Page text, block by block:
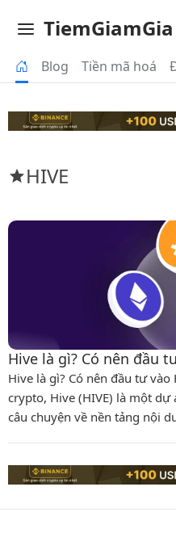
TiemGiamGia
Blog Tiền mã hoá
HIVE
Hive là gì? Có nên đầu
Hive là gì? Có nên đầu tư
crypto, Hive (HIVE) là một
câu chuyện về nền tảng nội